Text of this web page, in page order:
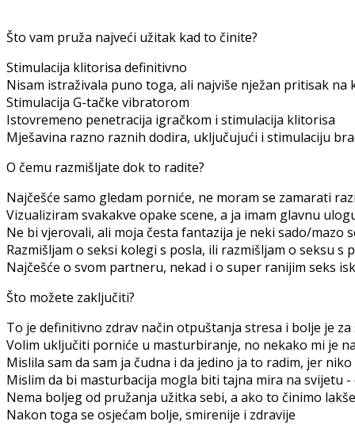
Što vam pruža najveći užitak kad to činite?
Stimulacija klitorisa definitivno
Nisam istraživala puno toga, ali najviše nježan pritisak na
Stimulacija G-tačke vibratorom
Istovremeno penetracija igračkom i stimulacija klitorisa
Mješavina razno raznih dodira, uključujući i stimulaciju
O čemu razmišljate dok to radite?
Najčešće samo gledam porniće, ne moram se zamarati
Vizualiziram svakakve opake scene, a ja imam glavnu
Ne bi vjerovali, ali moja česta fantazija je neki sado/mazo
Razmišljam o seksi kolegi s posla, ili razmišljam o seksu
Najčešće o svom partneru, nekad i o super ranijim seks
Što možete zaključiti?
To je definitivno zdrav način otpuštanja stresa i bolje je
Volim uključiti porniće u masturbiranje, no nekako mi je
Mislila sam da sam ja čudna i da jedino ja to radim, jer
Mislim da bi masturbacija mogla biti tajna mira na svijetu
Nema boljeg od pružanja užitka sebi, a ako to činimo
Nakon toga se osjećam bolje, smirenije i zdravije